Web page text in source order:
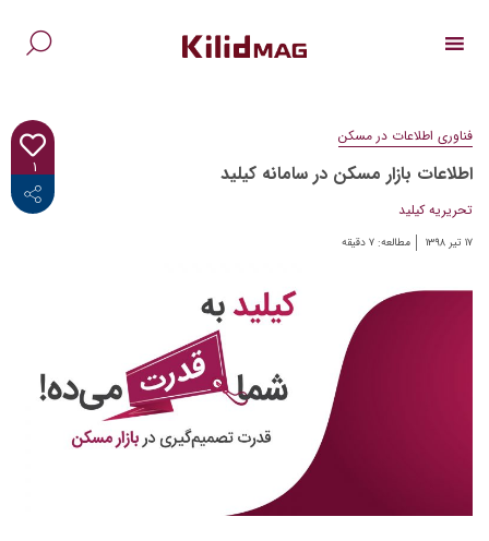
۱
<i class="fab fa-facebook-f"></i>
فناوری اطلاعات در مسکن
اطلاعات بازار مسکن در سامانه کیلید
تحریریه کیلید
۱۷ تیر ۱۳۹۸ مطالعه: ۷ دقیقه